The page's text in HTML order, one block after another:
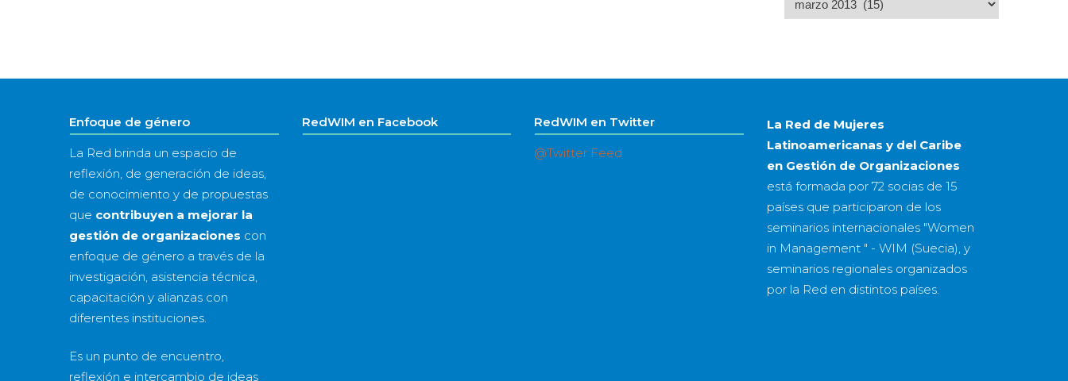
por
año
Enfoque de género
La Red brinda un espacio de
reflexión, de generación de ideas,
de conocimiento y de propuestas
que contribuyen a mejorar la
gestión de organizaciones con
enfoque de género a través de la
investigación, asistencia técnica,
capacitación y alianzas con
diferentes instituciones.
Es un punto de encuentro,
reflexión e intercambio de ideas
RedWIM en Facebook RedWIM en Twitter
@Twitter Feed
La Red de Mujeres
Latinoamericanas y del Caribe
en Gestión de Organizaciones
está formada por 72 sociasde 15
paísesque participaron de los
seminarios internacionales "Women
in Management " - WIM (Suecia), y
seminarios regionales organizados
por la Red en distintos países.